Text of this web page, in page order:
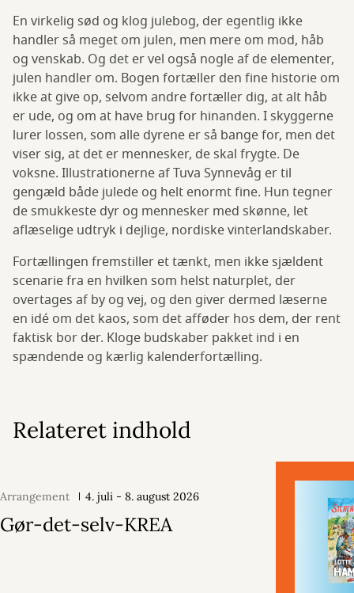
En virkelig sød og klog julebog, der egentlig ikke
handler så meget om julen, men mere om mod, håb
og venskab. Og det er vel også nogle af de elementer,
julen handler om. Bogen fortæller den fine historie om
ikke at give op, selvom andre fortæller dig, at alt håb
er ude, og om at have brug for hinanden. I skyggerne
lurer lossen, som alle dyrene er så bange for, men det
viser sig, at det er mennesker, de skal frygte. De
voksne. Illustrationerne af Tuva Synnevåg er til
gengæld både julede og helt enormt fine. Hun tegner
de smukkeste dyr og mennesker med skønne, let
aflæselige udtryk i dejlige, nordiske vinterlandskaber.
Fortællingen fremstiller et tænkt, men ikke sjældent
scenarie fra en hvilken som helst naturplet, der
overtages af by og vej, og den giver dermed læserne
en idé om det kaos, som det afføder hos dem, der rent
faktisk bor der. Kloge budskaber pakket ind i en
spændende og kærlig kalenderfortælling.
Relateret indhold
Arrangement 4. juli - 8. august 2026
Gør-det-selv-KREA